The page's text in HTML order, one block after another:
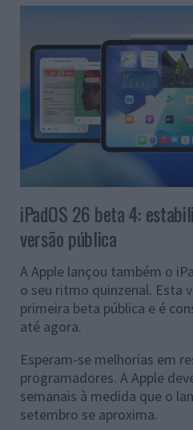
iPadOS 26 beta 4:
versão pública
A Apple lançou também o
o seu ritmo quinzenal. Esta
primeira beta pública e é
até agora.
Esperam-se melhorias em
programadores. A Apple
semanais à medida que o
setembro se aproxima.